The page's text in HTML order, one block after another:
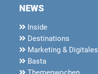
NEWS
Inside
Destinations
Marketing & Digitales
Basta